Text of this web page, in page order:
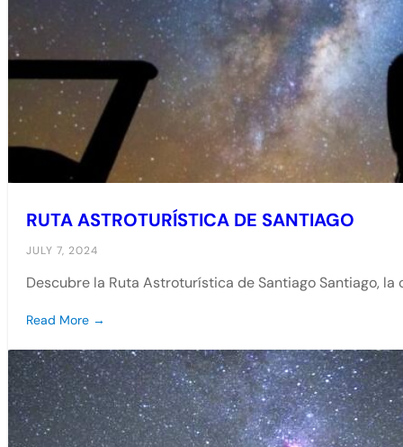
RUTA ASTROTURÍSTICA DE SANTIAGO
JULY 7, 2024
Descubre la Ruta Astroturística de Santiago Santiago, la
Read More →